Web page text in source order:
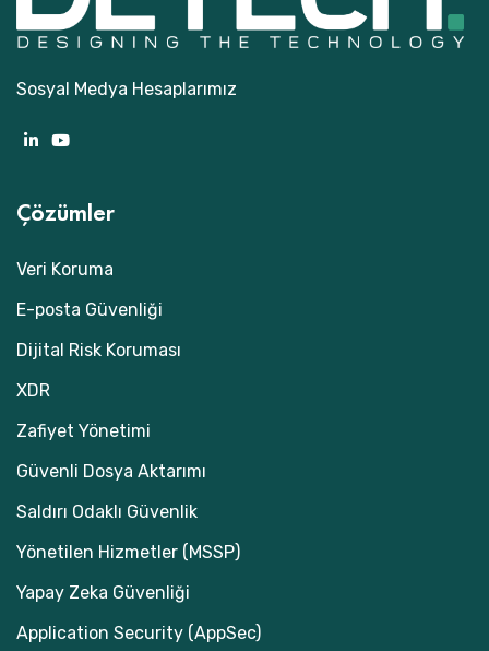
Sosyal Medya Hesaplarımız
Çözümler
Veri Koruma
E-posta Güvenliği
Dijital Risk Koruması
XDR
Zafiyet Yönetimi
Güvenli Dosya Aktarımı
Saldırı Odaklı Güvenlik
Yönetilen Hizmetler (MSSP)
Yapay Zeka Güvenliği
Application Security (AppSec)